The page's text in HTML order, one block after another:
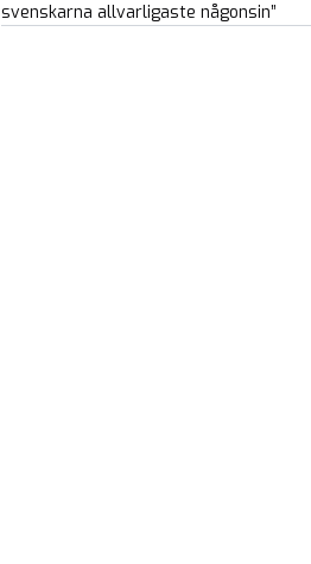
svenskarna allvarligaste någonsin”